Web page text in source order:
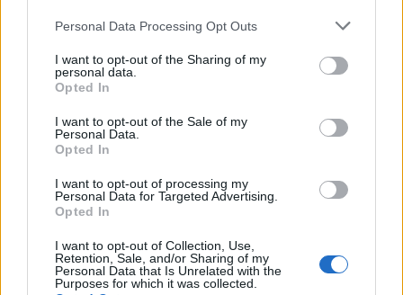
Personal Data Processing Opt Outs
I want to opt-out of the Sharing of my
personal data.
Opted In
I want to opt-out of the Sale of my
Personal Data.
Opted In
I want to opt-out of processing my
Personal Data for Targeted Advertising.
Opted In
I want to opt-out of Collection, Use,
Retention, Sale, and/or Sharing of my
Personal Data that Is Unrelated with the
Purposes for which it was collected.
zabeležena je 2014. i 2015. godine, dakle godinama
nakon emitovane epizode "Simpsonovih".
Možda najpoznatiji slučaj jeste epizoda iz 2000.
godine "Bart u budućnosti", koja je pomenula
Donalda Trampa kao bivšeg predsednika. U ovoj
epizodi, Lisa je predsjednica, a dok sedi u Ovalnoj
kancelariji izjavljuje: "Kao što znate, nasleđujemo
prilično veliki budžetski problem od predsednika
Trumpa".
Nedjelju dana nakon što je Trump postao 45.
predsednik Sjedinjenih Američkih Država 2017.